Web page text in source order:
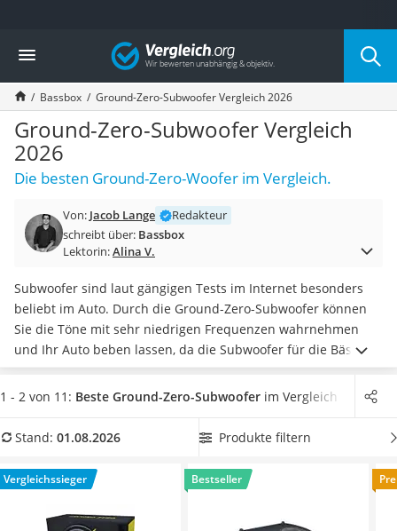
Die beliebtesten Vergleiche nach Kategorie
Elektronik
Powerstation
Monitor 32 Zoll 4K
Fernseher
Drucker
Desktop-PC
Monitor
Laser-Multifunktionsdrucker
Powerline-Adapter
Powerstation mit Solarpanel
Gaming-PC
Soundbar
17-Zoll-Laptop
Satellitenschüssel
Gaming-Headset
Tablets unter 200 Euro
Lichtwecker
Acer Aspire
Service
Vergleich
Bassbox Ground-Zero-Subwoofer Vergleich 2026
Ground-Zero-Subwoofer Vergleich
2026
Die besten Ground-Zero-Woofer im Vergleich.
Von: Jacob Lange
Redakteur
schreibt über: Bassbox
Lektorin:Alina V.
Subwoofer sind laut gängigen Tests im Internet besonders
beliebt im Auto. Durch die Ground-Zero-Subwoofer können
Sie die Töne mit sehr niedrigen Frequenzen wahrnehmen
und Ihr Auto beben lassen, da die Subwoofer für die Bässe
verantwortlich sind. DerSubwoofererzeugt nicht nur Bässe,
sondern verbessert zudem noch die Qualität des
Vergleichstabelle einen
aktiven Ground-Zero-Subwoofer
Überzeugt hat uns hier im August 2026 besonders das
ModellGround Zero GZIB 3000XSPL* mit seinen
Eigenschaften.
1 - 2 von 11: Beste Ground-Zero-Subwoofer im Vergleich
Stand: 01.08.2026 Produkte filtern
Vergleichssieger Bestseller